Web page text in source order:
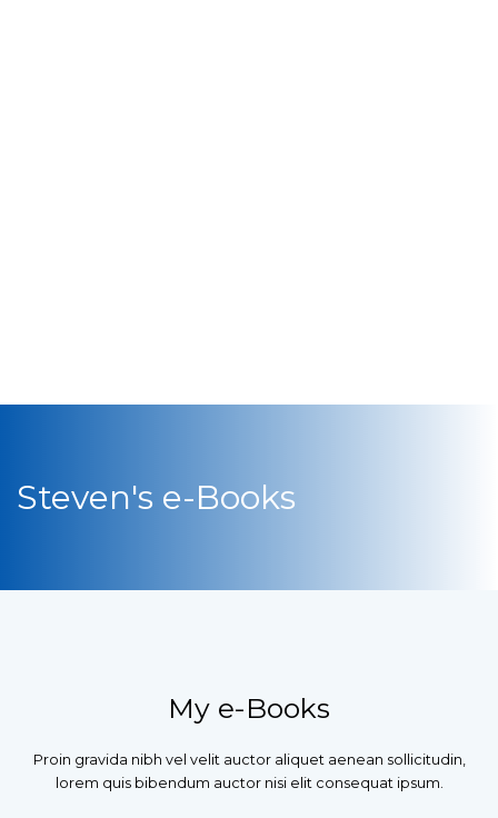
Steven's e-Books
My e-Books
Proin gravida nibh vel velit auctor aliquet aenean sollicitudin,
lorem quis bibendum auctor nisi elit consequat ipsum.